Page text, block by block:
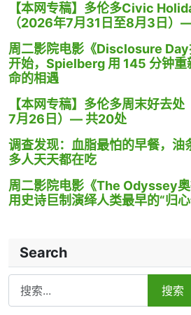
【本网专稿】多伦多Civic
（2026年7月31日至8月3日）
周二影院电影《Disclosure Day
开始，Spielberg 用 145 分钟重
命的相遇
【本网专稿】多伦多周末好去
7月26日）— 共20处
调查发现：血脂最怕的早餐，油
多人天天都在吃
周二影院电影《The Odyssey
用史诗巨制演绎人类最早的“归
Search
Search
搜索